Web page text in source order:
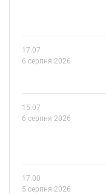
17.07
6 серпня 2026
15.07
6 серпня 2026
17.00
5 серпня 2026